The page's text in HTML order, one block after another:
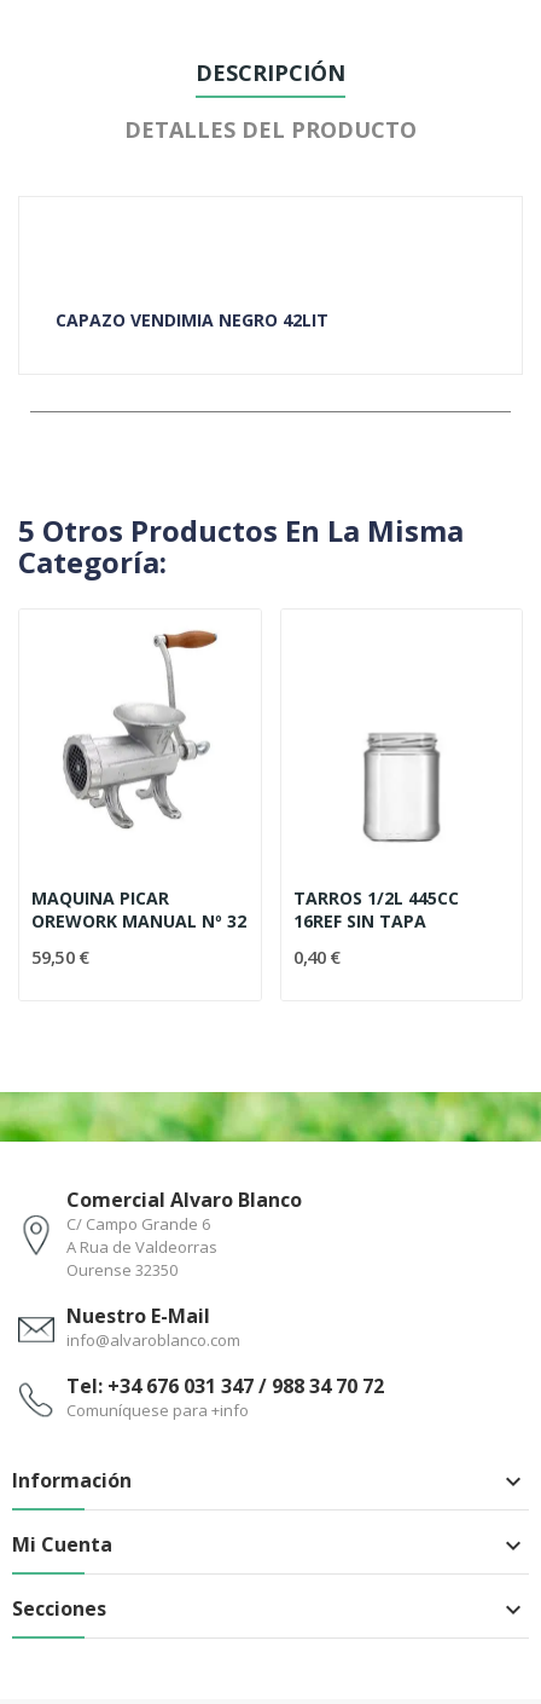
DESCRIPCIÓN
DETALLES DEL PRODUCTO
CAPAZO VENDIMIA NEGRO 42LIT
5 Otros Productos En La Misma
Categoría:
MAQUINA PICAR
OREWORK MANUAL Nº 32
59,50 €
TARROS 1/2L 445CC
16REF SIN TAPA
0,40 €
Comercial Alvaro Blanco
C/ Campo Grande 6
A Rua de Valdeorras
Ourense 32350
Nuestro E-Mail
info@alvaroblanco.com
Tel: +34 676 031 347 / 988 34 70 72
Comuníquese para +info
Información 
Mi Cuenta 
Secciones 